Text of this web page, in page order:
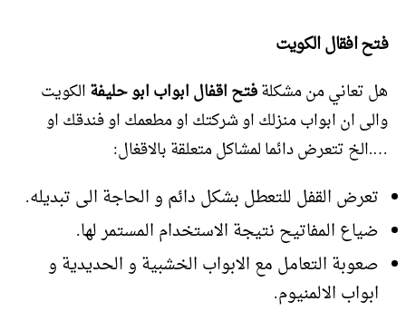
فتح افقال الكويت
هل تعاني من مشكلةفتح اقفال ابواب ابو حليفةالكويت
والى ان ابواب منزلك او شركتك او مطعمك او فندقك او
….الخ تتعرض دائما لمشاكل متعلقة بالاقغال:
تعرض القفل للتعطل بشكل دائم و الحاجة الى تبديله.
ضياع المفاتيح نتيجة الاستخدام المستمر لها.
صعوبة التعامل مع الابواب الخشبية و الحديدية و
ابواب الالمنيوم.